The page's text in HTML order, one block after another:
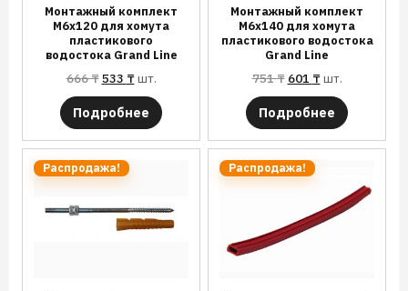
Монтажный комплект
М6х120 для хомута
пластикового
водостока Grand Line
666₸533 ₸шт.
Подробнее
Монтажный комплект
М6х140 для хомута
пластикового водостока
Grand Line
751₸ 601 ₸шт.
Подробнее
Распродажа! Распродажа!